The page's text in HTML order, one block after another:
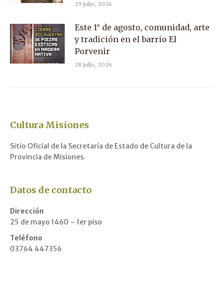
29 julio, 2026
Este 1° de agosto, comunidad, arte
y tradición en el barrio El
Porvenir
28 julio, 2026
Cultura Misiones
Sitio Oficial de la Secretaría de Estado de Cultura de la
Provincia de Misiones.
Datos de contacto
Dirección
25 de mayo 1460 – 1er piso
Teléfono
03764 447356